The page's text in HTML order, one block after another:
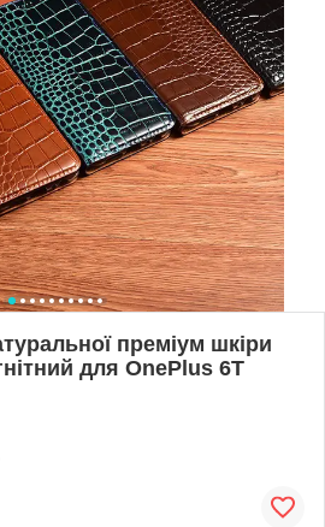
преміум шкіри
для OnePlus 6T